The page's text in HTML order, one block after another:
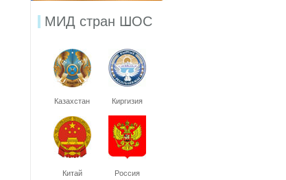
МИД стран ШОС
Казахстан Киргизия
Китай Россия